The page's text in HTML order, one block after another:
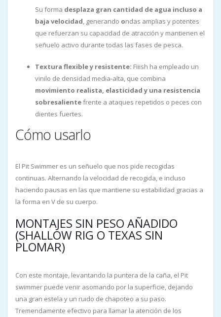
Su forma desplaza gran cantidad de agua incluso a
baja velocidad, generando ondas amplias y potentes
que refuerzan su capacidad de atracción y mantienen el
señuelo activo durante todas las fases de pesca.
Textura flexible y resistente: Fiiish ha empleado un
vinilo de densidad media-alta, que combina
movimiento realista, elasticidad y una resistencia
sobresalientefrente a ataques repetidos o peces con
dientes fuertes.
Cómo usarlo
El Pit Swimmer es un señuelo que nos pide recogidas
continuas. Alternando la velocidad de recogida, e incluso
haciendo pausas en las que mantiene su estabilidad gracias a
la forma en V de su cuerpo.
MONTAJES SIN PESO AÑADIDO
(SHALLOW RIG O TEXAS SIN
PLOMAR)
Con este montaje, levantando la puntera de la caña, el Pit
swimmer puede venir asomando por la superficie, dejando
una gran estela y un ruido de chapoteo a su paso.
Tremendamente efectivo para llamar la atención de los